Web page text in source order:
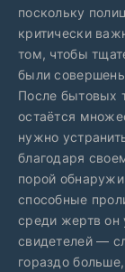
поскольку
критически
том, чтобы
были
После бытовых
остаётся
нужно
благодаря
порой
способные
среди жертв он
свидетелей —
гораздо